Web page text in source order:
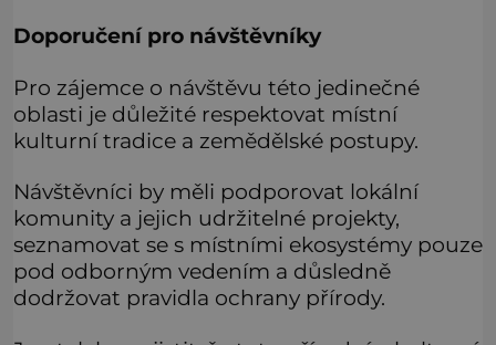
Doporučení pro návštěvníky
Pro zájemce o návštěvu této jedinečné
oblasti je důležité respektovat místní
kulturní tradice a zemědělské postupy.
Návštěvníci by měli podporovat lokální
komunity a jejich udržitelné projekty,
seznamovat se s místními ekosystémy pouze
pod odborným vedením a důsledně
dodržovat pravidla ochrany přírody.